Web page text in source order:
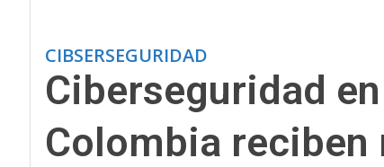
CIBSERSEGURIDAD
Ciberseguridad
Colombia